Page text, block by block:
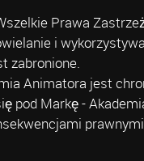
Prawa
i
zabronione.
Animatora jest
pod Markę -